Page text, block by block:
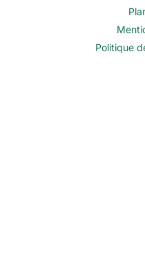
Politique